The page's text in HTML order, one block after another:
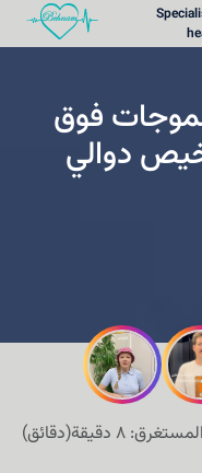
فوق
دوالي
8 دقيقة(دقائق)